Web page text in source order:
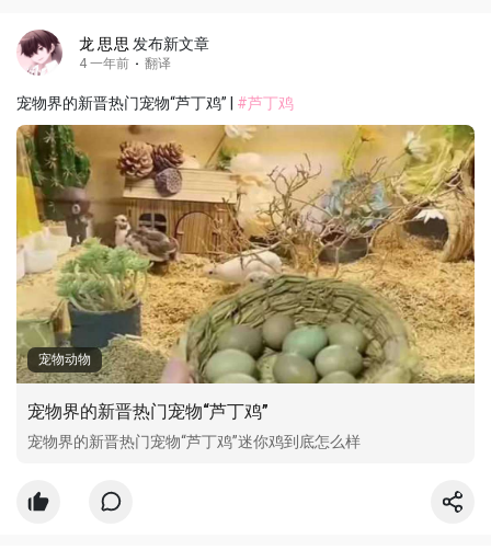
龙 思思 发布新文章
4 一年前 · 翻译
宠物界的新晋热门宠物“芦丁鸡” | #芦丁鸡
宠物动物
宠物界的新晋热门宠物“芦丁鸡”
宠物界的新晋热门宠物“芦丁鸡”迷你鸡到底怎么样